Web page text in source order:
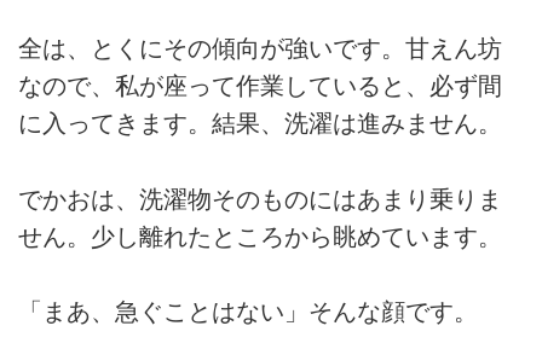
全は、とくにその傾向が強いです。甘えん坊
なので、私が座って作業していると、必ず間
に入ってきます。結果、洗濯は進みません。
でかおは、洗濯物そのものにはあまり乗りま
せん。少し離れたところから眺めています。
「まあ、急ぐことはない」そんな顔です。